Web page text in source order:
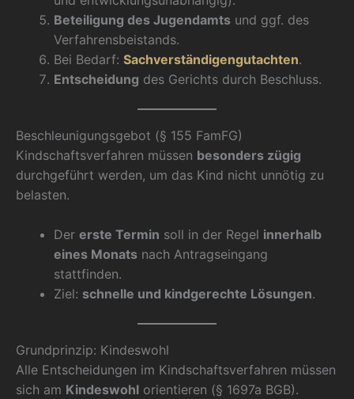
Beteiligung des Jugendamts und ggf. des
Verfahrensbeistands.
Bei Bedarf: Sachverständigengutachten.
Entscheidung des Gerichts durch Beschluss.
Beschleunigungsgebot (§ 155 FamFG)
Kindschaftsverfahren müssen besonders zügig
durchgeführt werden, um das Kind nicht unnötig zu
belasten.
Der erste Termin soll in der Regel innerhalb
eines Monats nach Antragseingang
stattfinden.
Ziel: schnelle und kindgerechte Lösungen.
Grundprinzip: Kindeswohl
Alle Entscheidungen im Kindschaftsverfahren müssen
sich am Kindeswohl orientieren (§ 1697a BGB).